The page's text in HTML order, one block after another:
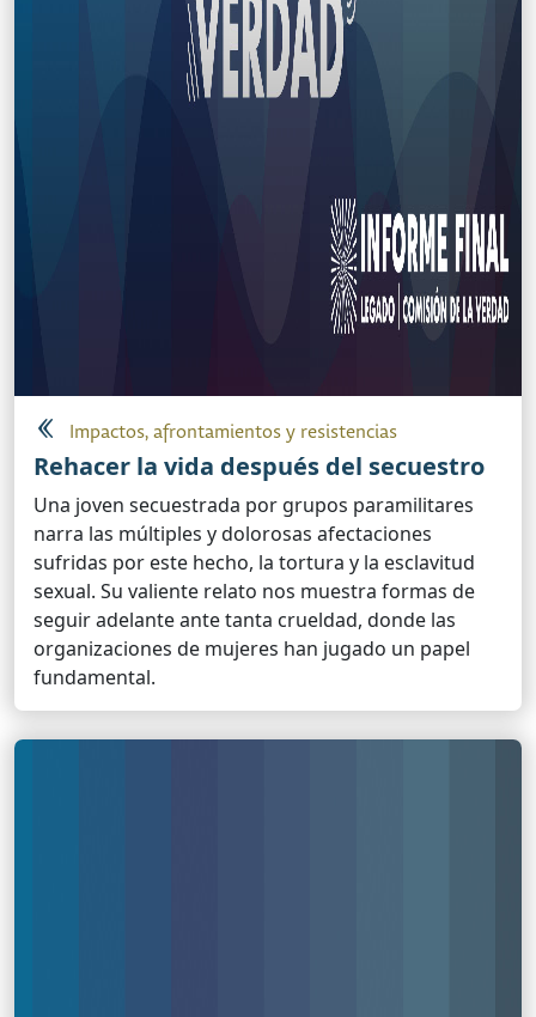
Impactos, afrontamientos y resistencias
Rehacer la vida después del secuestro
Una joven secuestrada por grupos paramilitares
narra las múltiples y dolorosas afectaciones
sufridas por este hecho, la tortura y la esclavitud
sexual. Su valiente relato nos muestra formas de
seguir adelante ante tanta crueldad, donde las
organizaciones de mujeres han jugado un papel
fundamental.